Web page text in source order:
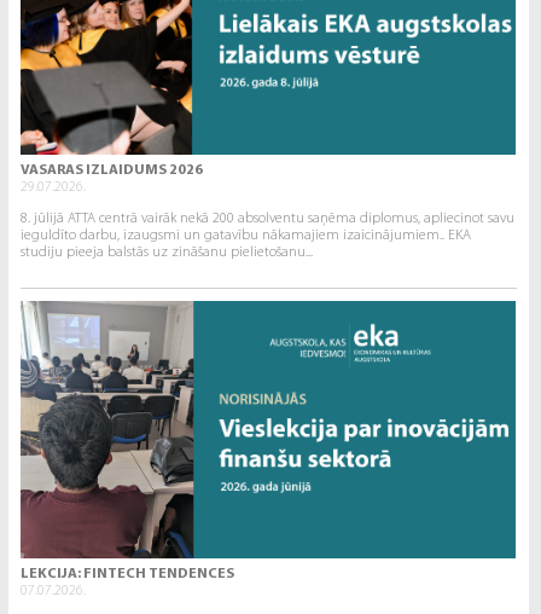
VASARAS IZLAIDUMS 2026
29.07.2026.
8. jūlijā ATTA centrā vairāk nekā 200 absolventu saņēma diplomus, apliecinot savu
ieguldīto darbu, izaugsmi un gatavību nākamajiem izaicinājumiem.. EKA
studiju pieeja balstās uz zināšanu pielietošanu...
LEKCIJA: FINTECH TENDENCES
07.07.2026.